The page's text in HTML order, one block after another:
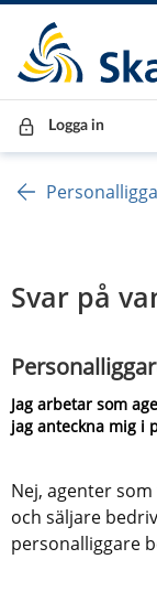
Till innehåll
Till navigationen
Till chattrobot
Logga in
Svar på
Jag arbetar som
jag anteckna mig i
Nej, agenter
och säljare
personalliggare